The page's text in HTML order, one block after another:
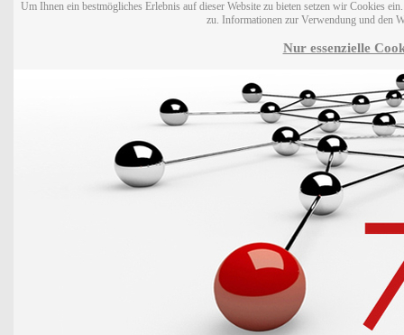
Um Ihnen ein bestmögliches Erlebnis auf dieser Website zu bieten setzen wir Cookies
zu. Informationen zur Verwendung und den
Nur essenzielle